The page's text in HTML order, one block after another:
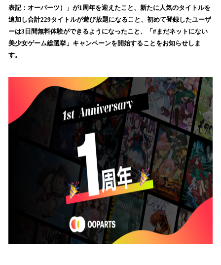
を
読
込
み
中
す
表記：オーパーツ）」が1周年を迎えたこと、新たに人気のタイトルを
追加し合計229タイトルが遊び放題になること、初めて登録したユーザ
ーは3日間無料体験ができるようになったこと、「#まだネットにない
美少女ゲーム総選挙」キャンペーンを開始することをお知らせしま
す。